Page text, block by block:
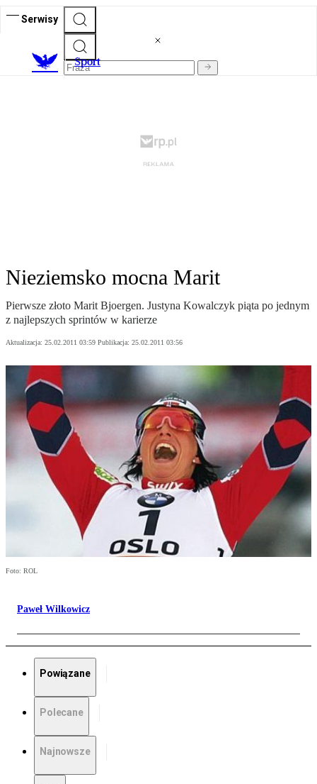
Serwisy
Sport
Nieziemsko mocna Marit
Pierwsze złoto Marit Bjoergen. Justyna Kowalczyk piąta po jednym
z najlepszych sprintów w karierze
Aktualizacja: 25.02.2011 03:59 Publikacja: 25.02.2011 03:56
Foto: ROL
Paweł Wilkowicz
Powiązane
Polecane
Najnowsze